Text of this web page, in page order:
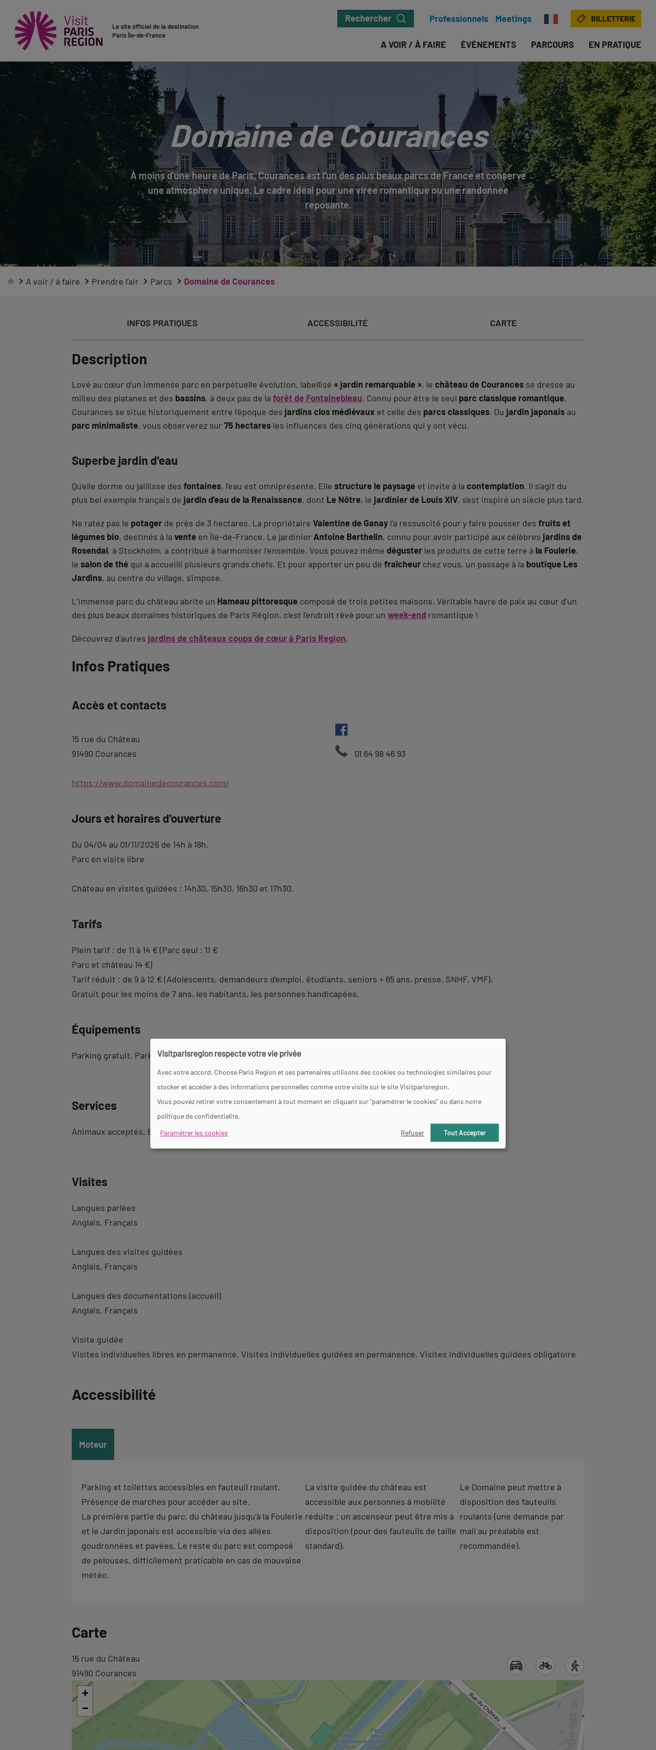
Le site officiel de la destination
Paris Île-de-France
Rechercher Professionnels Meetings BILLETTERIE
A VOIR / À FAIRE ÉVÈNEMENTS PARCOURS EN PRATIQUE
Domaine de Courances
À moins d'une heure de Paris, Courances est l'un des plus beaux parcs de France et conserve
une atmosphère unique. Le cadre idéal pour une virée romantique ou une randonnée
reposante.
A voir / à faire Prendre l’air Parcs Domaine de Courances
INFOS PRATIQUES ACCESSIBILITÉ CARTE
Description
Lové au cœur d'un immense parc en perpétuelle évolution, labellisé « jardin remarquable », le château de Courances se dresse au
milieu des platanes et des bassins, à deux pas de la forêt de Fontainebleau. Connu pour être le seul parc classique romantique,
Courances se situe historiquement entre l'époque des jardins clos médiévaux et celle des parcs classiques. Du jardin japonais au
parc minimaliste, vous observerez sur 75 hectares les influences des cinq générations qui y ont vécu.
Superbe jardin d'eau
Qu'elle dorme ou jaillisse des fontaines, l'eau est omniprésente. Elle structure le paysage et invite à la contemplation. Il s'agit du
plus bel exemple français de jardin d'eau de la Renaissance, dont Le Nôtre, le jardinier de Louis XIV, s'est inspiré un siècle plus tard.
Ne ratez pas le potager de près de 3 hectares. La propriétaire Valentine de Ganay l'a ressuscité pour y faire pousser des fruits et
légumes bio, destinés à la vente en Île-de-France. Le jardinier Antoine Berthelin, connu pour avoir participé aux célèbres jardins de
Rosendal, à Stockholm, a contribué à harmoniser l’ensemble. Vous pouvez même déguster les produits de cette terre à la Foulerie,
le salon de thé qui a accueilli plusieurs grands chefs. Et pour apporter un peu de fraîcheur chez vous, un passage à la boutique Les
Jardins, au centre du village, s'impose.
L’immense parc du château abrite un Hameau pittoresque composé de trois petites maisons. Véritable havre de paix au cœur d’un
des plus beaux domaines historiques de Paris Région, c'est l'endroit rêvé pour un week-end romantique !
Découvrez d'autres jardins de châteaux coups de cœur à Paris Region.
Revenir
description
Infos Pratiques
Accès et contacts
15 rue du Château
91490 Courances
01 64 98 46 93
https://www.domainedecourances.com/
Jours et horaires d'ouverture
Du 04/04 au 01/11/2026 de 14h à 18h.
Parc en visite libre
Château en visites guidées : 14h30, 15h30, 16h30 et 17h30.
Tarifs
Plein tarif : de 11 à 14 € (Parc seul : 11 €
Parc et château 14 €)
Tarif réduit : de 9 à 12 € (Adolescents, demandeurs d'emploi, étudiants, seniors + 65 ans, presse, SNHF, VMF).
Gratuit pour les moins de 7 ans, les habitants, les personnes handicapées.
Équipements
Parking gratuit Parking autocar Parking à proximité Salle de réunion
Services
Animaux acceptés Boutique Accès Internet Wifi Visites guidées
Visites
Langues parlées
Anglais Français
Langues des visites guidées
Anglais Français
Langues des documentations (accueil)
Anglais Français
Visite guidée
Visites individuelles libres en permanence Visites individuelles guidées en permanence Visites individuelles guidées obligatoire
à
informations
Accessibilité
Moteur
Parking et toilettes accessibles en fauteuil roulant.
Présence de marches pour accéder au site.
La première partie du parc, du château jusqu'à la Foulerie
et le Jardin japonais est accessible via des allées
goudronnées et pavées. Le reste du parc est composé
de pelouses, difficilement praticable en cas de mauvaise
météo.
La visite guidée du château est
accessible aux personnes à mobilité
réduite : un ascenseur peut être mis à
disposition (pour des fauteuils de taille
standard).
Le Domaine peut mettre à
disposition des fauteuils
roulants (une demande par
mail au préalable est
recommandée).
Carte
Revenir
à
l'onglet
carte
15 rue du Château
91490 Courances
+
−
Visitparisregion respecte votre vie privée
Avec votre accord, Choose Paris Region et ses partenaires utilisons des cookies ou technologies similaires pour
stocker et accéder à des informations personnelles comme votre visite sur le site Visitparisregion.
Vous pouvez retirer votre consentement à tout moment en cliquant sur "paramétrer le cookies" ou dans notre
politique de confidentialité.
Paramétrer les cookies
Refuser Tout Accepter